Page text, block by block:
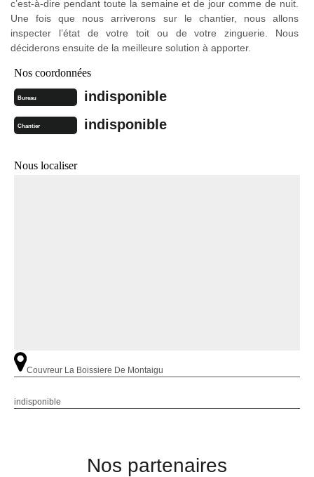
c’est-à-dire pendant toute la semaine et de jour comme de nuit.
Une fois que nous arriverons sur le chantier, nous allons
inspecter l’état de votre toit ou de votre zinguerie. Nous
déciderons ensuite de la meilleure solution à apporter.
Nos coordonnées
Bureau indisponible
Chantier indisponible
Nous localiser
Couvreur La Boissiere De Montaigu
indisponible
Nos partenaires